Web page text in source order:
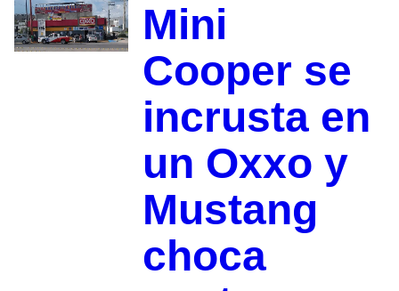
Mini
Cooper se
incrusta en
un Oxxo y
Mustang
choca